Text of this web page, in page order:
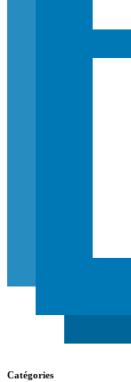
Catégories